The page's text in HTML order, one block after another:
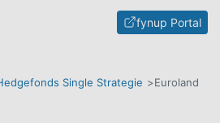
fynup Portal
Single Strategie
Euroland